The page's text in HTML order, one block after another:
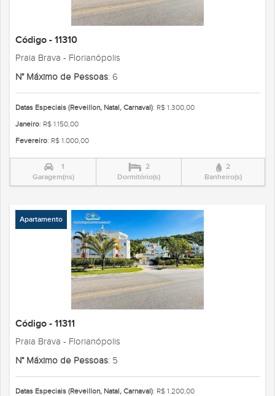
Código - 11310
Praia Brava - Florianópolis
N° Máximo de Pessoas: 6
Datas Especiais (Reveillon, Natal, Carnaval): R$ 1.300,00
Janeiro: R$ 1.150,00
Fevereiro: R$ 1.000,00
1
Garagem(ns)
2
Dormitório(s)
2
Banheiro(s)
Apartamento
Código - 11311
Praia Brava - Florianópolis
N° Máximo de Pessoas: 5
Datas Especiais (Reveillon, Natal, Carnaval): R$ 1.200,00